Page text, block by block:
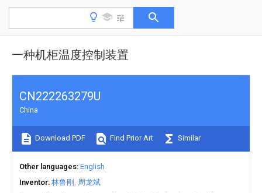
一种机柜温度控制装置
CN222263279U
China
Download PDF Find Prior Art Similar
Other languages English
Inventor 林鲁刚
周龙斌